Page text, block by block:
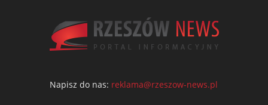
Napisz do nas: reklama@rzeszow-news.pl